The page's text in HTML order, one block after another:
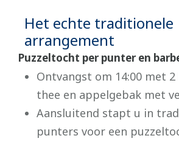
Het echte traditionele
arrangement
Puzzeltocht per punter en
Ontvangst om 14:00 met
thee en appelgebak met
Aansluitend stapt u in
punters voor een